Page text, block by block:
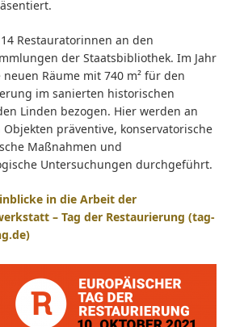
Restauratorinnen an den
der Staatsbibliothek. Im Jahr
Räume mit 740 m² für den
im sanierten historischen
Linden bezogen. Hier werden an
präventive, konservatorische
Maßnahmen und
Untersuchungen durchgeführt.
in die Arbeit der
– Tag der Restaurierung (tag-